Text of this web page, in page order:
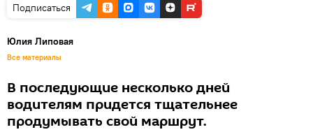
Подписаться
Юлия Липовая
Все материалы
В последующие несколько дней
водителям придется тщательнее
продумывать свой маршрут.